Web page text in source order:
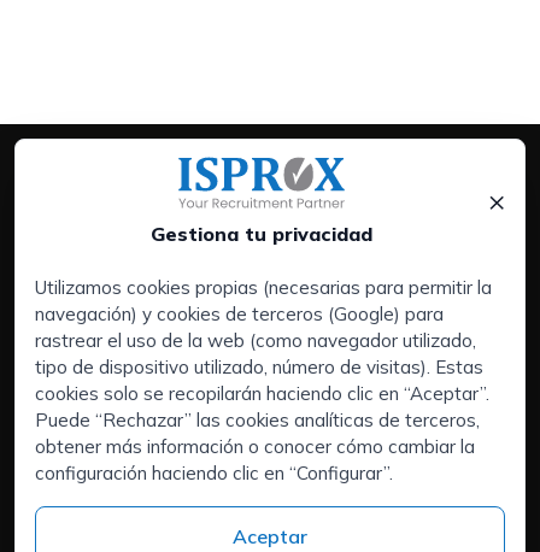
Gestiona tu privacidad
×
Utilizamos cookies propias (necesarias para permitir la
navegación) y cookies de terceros (Google) para
rastrear el uso de la web (como navegador utilizado,
tipo de dispositivo utilizado, número de visitas). Estas
cookies solo se recopilarán haciendo clic en “Aceptar”.
Puede “Rechazar” las cookies analíticas de terceros,
obtener más información o conocer cómo cambiar la
configuración haciendo clic en “Configurar”.
Aceptar
Servicios:
Empresas
Executive Search | Selección de Directivos
Outsourcing de RRHH
Áreas de interés:
Candidatos
Quiénes somos
Contacto